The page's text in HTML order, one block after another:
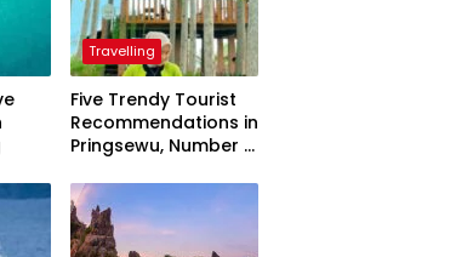
Travelling
Five Trendy Tourist
Recommendations in
Pringsewu, Number 3
President